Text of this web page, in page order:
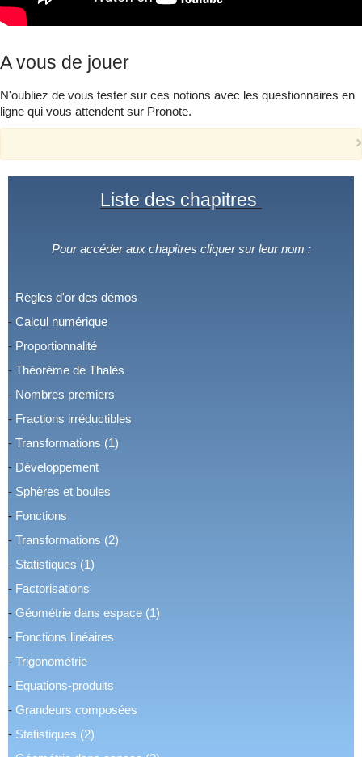
A vous de jouer
N'oubliez de vous tester sur ces notions avec les questionnaires en
ligne qui vous attendent sur Pronote.
Liste des chapitres
Pour accéder aux chapitres cliquer sur leur nom :
- Règles d'or des démos
- Calcul numérique
- Proportionnalité
- Théorème de Thalès
- Nombres premiers
- Fractions irréductibles
- Transformations (1)
- Développement
- Sphères et boules
- Fonctions
- Transformations (2)
- Statistiques (1)
- Factorisations
- Géométrie dans espace (1)
- Fonctions linéaires
- Trigonométrie
- Equations-produits
- Grandeurs composées
- Statistiques (2)